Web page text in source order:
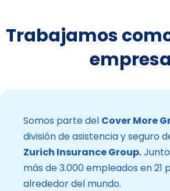
Trabajamos
empresa
Somos parte del Cover More
división de asistencia y seguro
Zurich Insurance Group.
más de 3.000 empleados en 21
alrededor del mundo.